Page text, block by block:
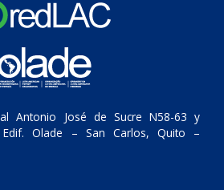
Antonio José de Sucre N58-63 y
Edif. Olade – San Carlos, Quito –